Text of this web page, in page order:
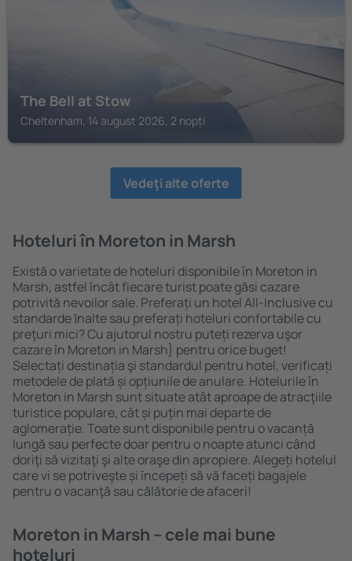
The Bell at Stow
Cheltenham, 14 august 2026, 2 nopți
Vedeţi alte oferte
Hoteluri în Moreton in Marsh
Există o varietate de hoteluri disponibile în Moreton in
Marsh, astfel încât fiecare turist poate găsi cazare
potrivită nevoilor sale. Preferați un hotel All-Inclusive cu
standarde ȋnalte sau preferați hoteluri confortabile cu
preţuri mici? Cu ajutorul nostru puteți rezerva uşor
cazare în Moreton in Marsh} pentru orice buget!
Selectați destinația şi standardul pentru hotel, verificați
metodele de plată și opțiunile de anulare. Hotelurile în
Moreton in Marsh sunt situate atât aproape de atracţiile
turistice populare, cât și puțin mai departe de
aglomerație. Toate sunt disponibile pentru o vacanță
lungă sau perfecte doar pentru o noapte atunci când
doriţi să vizitaţi şi alte oraşe din apropiere. Alegeți hotelul
care vi se potriveşte și începeți să vă faceți bagajele
pentru o vacanţă sau călătorie de afaceri!
Moreton in Marsh – cele mai bune
hoteluri